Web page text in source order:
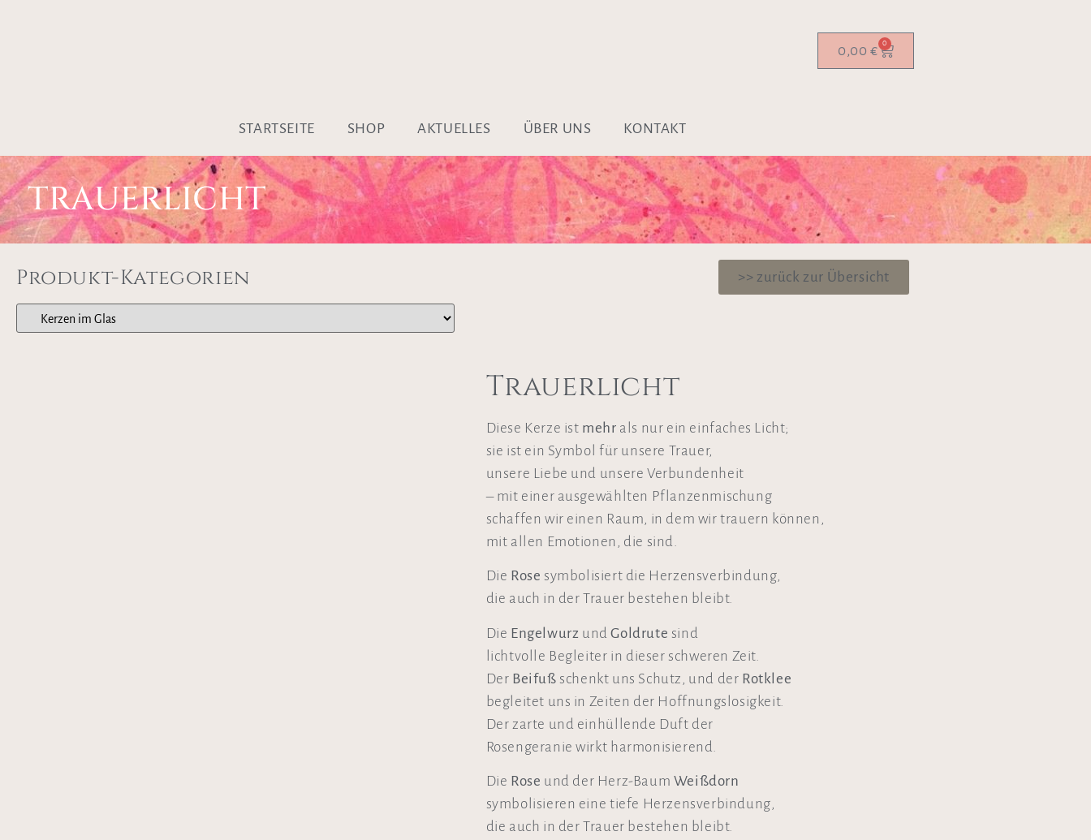
0,00 € 0
STARTSEITE SHOP AKTUELLES ÜBER UNS KONTAKT
TRAUERLICHT
Produkt-Kategorien >> zurück zur Übersicht
Trauerlicht
Diese Kerze ist mehr als nur ein einfaches Licht;
sie ist ein Symbol für unsere Trauer,
unsere Liebe und unsere Verbundenheit
– mit einer ausgewählten Pflanzenmischung
schaffen wir einen Raum, in dem wir trauern können,
mit allen Emotionen, die sind.
Die Rose symbolisiert die Herzensverbindung,
die auch in der Trauer bestehen bleibt.
Die Engelwurz undGoldrute sind
lichtvolle Begleiter in dieser schweren Zeit.
Der Beifuß schenkt uns Schutz, und der Rotklee
begleitet uns in Zeiten der Hoffnungslosigkeit.
Der zarte und einhüllende Duft der
Rosengeranie wirkt harmonisierend.
Die Rose und der Herz-Baum Weißdorn
symbolisieren eine tiefe Herzensverbindung,
die auch in der Trauer bestehen bleibt.